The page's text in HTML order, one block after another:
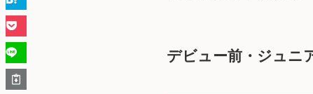
デビュー前・ジュニ